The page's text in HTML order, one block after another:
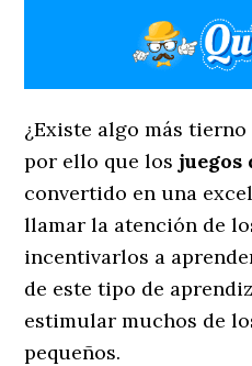
¿Existe algo más
por ello que los juegos
convertido en una
llamar la atención de
incentivarlos a
de este tipo de
estimular muchos de
pequeños.